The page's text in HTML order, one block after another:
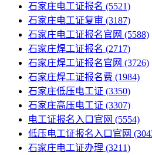
石家庄电工证报名 (5521)
石家庄电工证复审 (3187)
石家庄电工证报名官网 (5588)
石家庄焊工证报名 (2717)
石家庄焊工证报名官网 (3726)
石家庄焊工证报名费 (1984)
石家庄低压电工证 (3350)
石家庄高压电工证 (3307)
电工证报名入口官网 (5554)
低压电工证报名入口官网
石家庄电工证办理 (3211)